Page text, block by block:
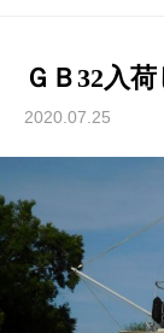
ＧＢ32入
2020.07.25